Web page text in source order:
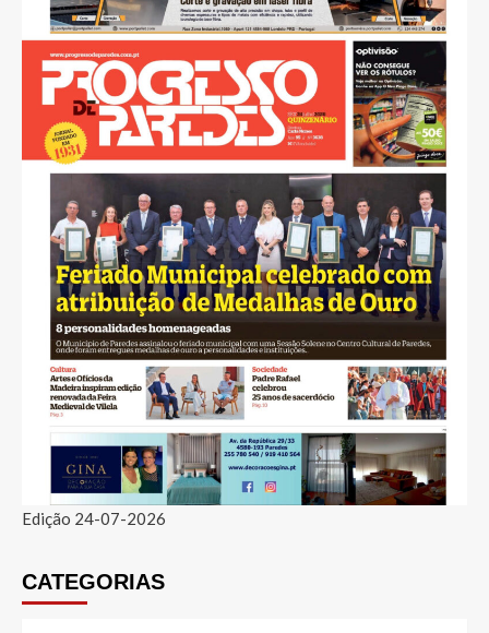
Edição 24-07-2026
CATEGORIAS